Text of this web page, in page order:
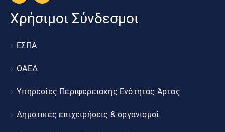
Χρήσιμοι Σύνδεσμοι
ΕΣΠΑ
ΟΑΕΔ
Υπηρεσίες Περιφερειακής Ενότητας Άρτας
Δημοτικές επιχειρήσεις & οργανισμοί